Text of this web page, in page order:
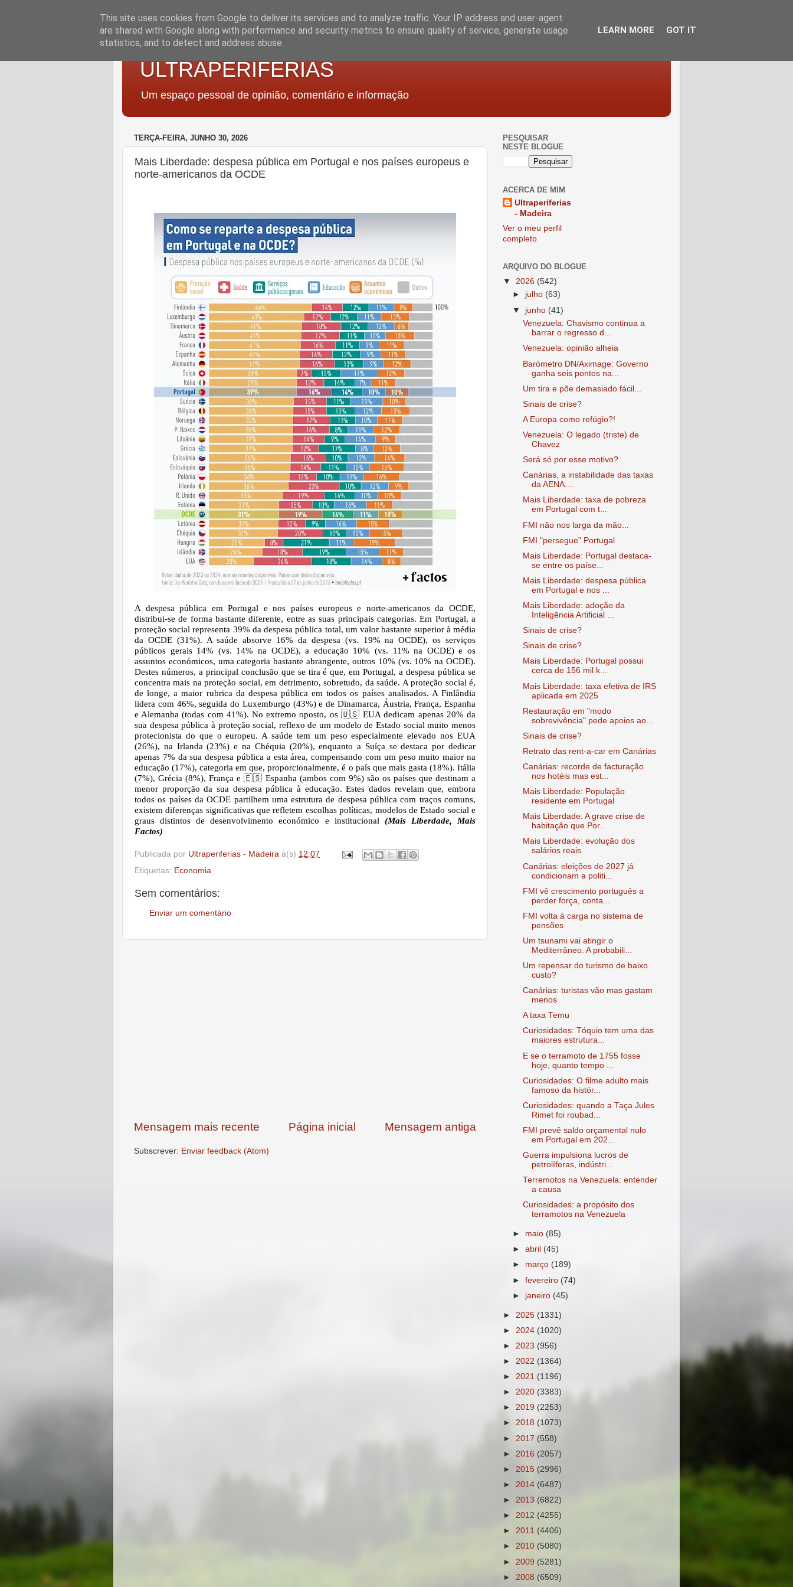
ULTRAPERIFERIAS
Um espaço pessoal de opinião, comentário e informação
TERÇA-FEIRA, JUNHO 30, 2026
Mais Liberdade: despesa pública em Portugal e nos países europeus e
norte-americanos da OCDE
A despesa pública em Portugal e nos países europeus e norte-americanos da OCDE,
distribui-se de forma bastante diferente, entre as suas principais categorias. Em Portugal, a
proteção social representa 39% da despesa pública total, um valor bastante superior à média
da OCDE (31%). A saúde absorve 16% da despesa (vs. 19% na OCDE), os serviços
públicos gerais 14% (vs. 14% na OCDE), a educação 10% (vs. 11% na OCDE) e os
assuntos económicos, uma categoria bastante abrangente, outros 10% (vs. 10% na OCDE).
Destes números, a principal conclusão que se tira é que, em Portugal, a despesa pública se
concentra mais na proteção social, em detrimento, sobretudo, da saúde. A proteção social é,
de longe, a maior rubrica da despesa pública em todos os países analisados. A Finlândia
lidera com 46%, seguida do Luxemburgo (43%) e de Dinamarca, Áustria, França, Espanha
e Alemanha (todas com 41%). No extremo oposto, os 🇺🇸 EUA dedicam apenas 20% da
sua despesa pública à proteção social, reflexo de um modelo de Estado social muito menos
protecionista do que o europeu. A saúde tem um peso especialmente elevado nos EUA
(26%), na Irlanda (23%) e na Chéquia (20%), enquanto a Suíça se destaca por dedicar
apenas 7% da sua despesa pública a esta área, compensando com um peso muito maior na
educação (17%), categoria em que, proporcionalmente, é o país que mais gasta (18%). Itália
(7%), Grécia (8%), França e 🇪🇸 Espanha (ambos com 9%) são os países que destinam a
menor proporção da sua despesa pública à educação. Estes dados revelam que, embora
todos os países da OCDE partilhem uma estrutura de despesa pública com traços comuns,
existem diferenças significativas que refletem escolhas políticas, modelos de Estado social e
graus distintos de desenvolvimento económico e institucional (Mais Liberdade, Mais
Factos)
Publicada por Ultraperiferias - Madeira à(s) 12:07
Etiquetas: Economia
Sem comentários:
Enviar um comentário
Mensagem mais recente Mensagem antiga
Página inicial
Subscrever: Enviar feedback (Atom)
PESQUISAR
NESTE BLOGUE
ACERCA DE MIM
Ultraperiferias
- Madeira
Ver o meu perfil
completo
ARQUIVO DO BLOGUE
▼ 2026 (542)
► julho (63)
▼ junho (41)
Venezuela: Chavismo continua a
barrar o regresso d...
Venezuela: opinião alheia
Barómetro DN/Aximage: Governo
ganha seis pontos na...
Um tira e põe demasiado fácil...
Sinais de crise?
A Europa como refúgio?!
Venezuela: O legado (triste) de
Chavez
Será só por esse motivo?
Canárias, a instabilidade das taxas
da AENA....
Mais Liberdade: taxa de pobreza
em Portugal com t...
FMI não nos larga da mão...
FMI "persegue" Portugal
Mais Liberdade: Portugal destaca-
se entre os paíse...
Mais Liberdade: despesa pública
em Portugal e nos ...
Mais Liberdade: adoção da
Inteligência Artificial ...
Sinais de crise?
Sinais de crise?
Mais Liberdade: Portugal possui
cerca de 156 mil k...
Mais Liberdade: taxa efetiva de IRS
aplicada em 2025
Restauração em "modo
sobrevivência" pede apoios ao...
Sinais de crise?
Retrato das rent-a-car em Canárias
Canárias: recorde de facturação
nos hotéis mas est...
Mais Liberdade: População
residente em Portugal
Mais Liberdade: A grave crise de
habitação que Por...
Mais Liberdade: evolução dos
salários reais
Canárias: eleições de 2027 já
condicionam a politi...
FMI vê crescimento português a
perder força, conta...
FMI volta à carga no sistema de
pensões
Um tsunami vai atingir o
Mediterrâneo. A probabili...
Um repensar do turismo de baixo
custo?
Canárias: turistas vão mas gastam
menos
A taxa Temu
Curiosidades: Tóquio tem uma das
maiores estrutura...
E se o terramoto de 1755 fosse
hoje, quanto tempo ...
Curiosidades: O filme adulto mais
famoso da histór...
Curiosidades: quando a Taça Jules
Rimet foi roubad...
FMI prevê saldo orçamental nulo
em Portugal em 202...
Guerra impulsiona lucros de
petrolíferas, indústri...
Terremotos na Venezuela: entender
a causa
Curiosidades: a propósito dos
terramotos na Venezuela
► maio (85)
►abril (45)
► março (189)
►fevereiro (74)
► janeiro (45)
► 2025 (1331)
► 2024 (1020)
► 2023 (956)
► 2022 (1364)
► 2021 (1196)
► 2020 (3383)
► 2019 (2253)
► 2018 (1073)
► 2017 (558)
► 2016 (2057)
► 2015 (2996)
► 2014 (6487)
► 2013 (6822)
► 2012 (4255)
► 2011 (4406)
► 2010 (5080)
► 2009 (5281)
► 2008 (6509)
This site uses cookies from Google to deliver its services and to analyze traffic. Your IP address and user-agent
are shared with Google along with performance and security metrics to ensure quality of service, generate usage
statistics, and to detect and address abuse.
LEARN MORE GOT IT